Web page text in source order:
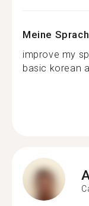
Meine
improve my
basic korean